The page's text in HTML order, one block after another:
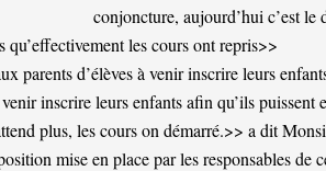
conjoncture, aujourd’hui c’est le
les cours ont repris>>
parents d’élèves à venir inscrire leurs
inscrire leurs enfants afin qu’ils puissent
plus, les cours on démarré.>> a dit
mise en place par les responsables de